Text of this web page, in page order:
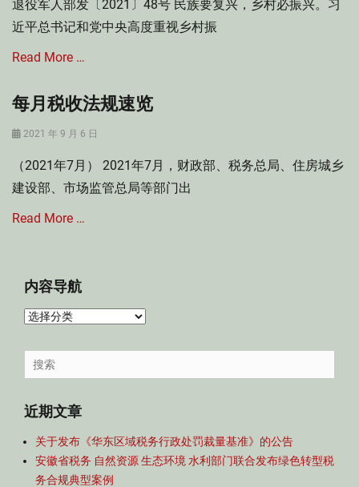
征
收
管
理
门
范
文
件
,
消
税
进
展
税
收
策
退役军人部发〔2021〕48号 民族要复兴，乡村必振兴。习
近平总书记和党中央高度重视乡村振
Read More …
Categories
会
Tags
退
军
每月税收法规速览
Posted
2021 年 9 月 6 日
（2021年7月） 2021年7月，财政部、税务总局、住房城乡
建设部、市场监管总局等部门出
Read More …
内容导航
内
导
航
Search
for:
近期文章
关于发布《华东区域税务行政处罚裁量基准》的公告
安徽省税务 自然资源 生态环境 水利部门联合发布绿色转型税
务合规典型案例